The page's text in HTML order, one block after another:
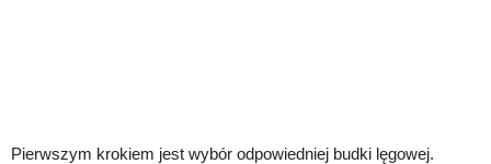
Pierwszym krokiem jest wybór odpowiedniej budki lęgowej.